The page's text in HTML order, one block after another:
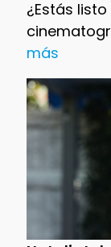
¿Estás
más